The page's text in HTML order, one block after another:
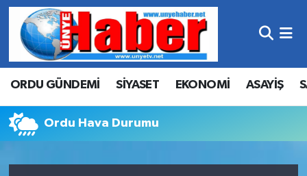
ORDU GÜNDEMİ SİYASET EKONOMİ ASAYİŞ
Ordu Hava Durumu
Hava Durumu
Trafik Durumu
Süper Lig Puan Durumu ve Fikstür